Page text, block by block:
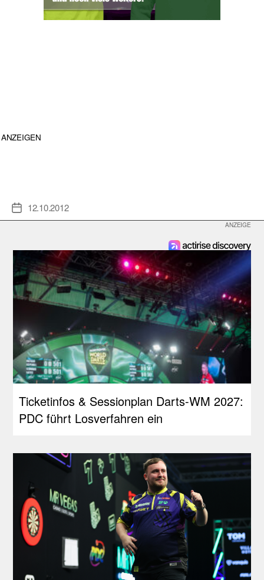
ANZEIGEN
Veröffentlichungsdatum
12.10.2012
Ticketinfos & Sessionplan Darts-WM 2027:
PDC führt Losverfahren ein